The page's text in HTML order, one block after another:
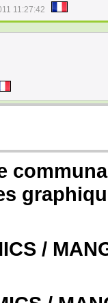
11:27:42
/